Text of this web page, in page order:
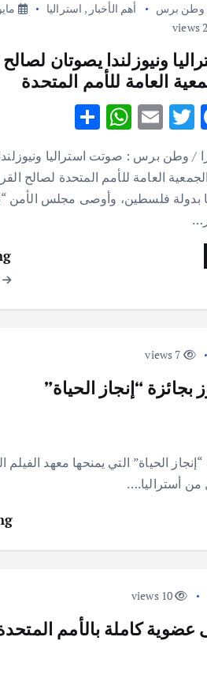
وطن برس أهم الأخبار , استراليا
مايو 11,
ونيوزلندا يصوتان
العامة للأمم المتحدة
F
e
b
o
T
it
te
E
ai
l
W
at
s
h
ar
e
/ وطن برس : صوتت استراليا
العامة للأمم المتحدة لصالح
بدولة فلسطين، وأوصى مجلس الأمن
“إنجاز الحياة”
الحياة” التي يمنحها معهد الفيلم
من أستراليا.…
10 views